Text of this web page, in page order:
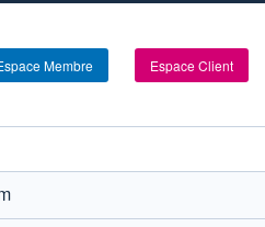
Membre Espace Client